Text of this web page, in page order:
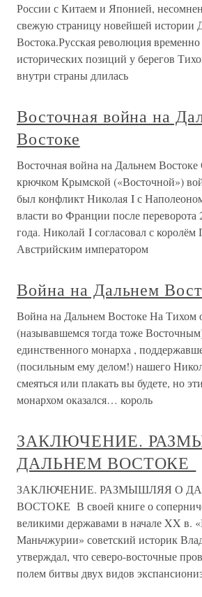
России с Китаем и Японией,
свежую страницу новейшей истории
Востока.Русская революция
исторических позиций у берегов
внутри страны длилась
Восточная война на
Востоке
Восточная война на Дальнем
крючком Крымской («Восточной»)
был конфликт Николая I с
власти во Франции после переворота
года. Николай I согласовал с королём
Австрийским императором
Война на Дальнем
Война на Дальнем Востоке На Тихом
(называвшемся тогда тоже
единственного монарха ,
(посильным ему делом!) нашего
смеяться или плакать вы будете, но
монархом оказался… король
ЗАКЛЮЧЕНИЕ.
ДАЛЬНЕМ ВОСТОКЕ
ЗАКЛЮЧЕНИЕ. РАЗМЫШЛЯЯ О
ВОСТОКЕ В своей книге о
великими державами в начале XX в.
Маньчжурии» советский историк
утверждал, что северо-восточные
полем битвы двух видов